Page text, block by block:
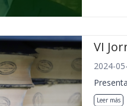
VI
2024-
Leer más